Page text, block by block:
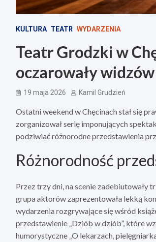
KULTURA TEATR WYDARZENIA
Teatr Grodzki w
oczarowały widzów
19 maja 2026 Kamil Grudzień
Ostatni weekend w Chęcinach stał się
zorganizował serię imponujących
podziwiać różnorodne przedstawienia
Różnorodność
Przez trzy dni, na scenie zadebiutowały
grupa aktorów zaprezentowała lekką
wydarzenia rozgrywające się wśród
przedstawienie „Dziób w dziób”, które
humorystyczne „O lekarzach,